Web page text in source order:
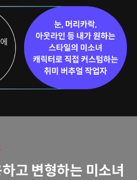
고 변형하는 미소녀